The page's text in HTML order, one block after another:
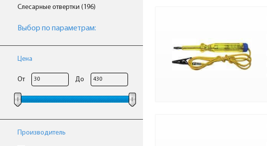
Слесарные отвертки (196)
Выбор по параметрам:
Цена
От До
Производитель